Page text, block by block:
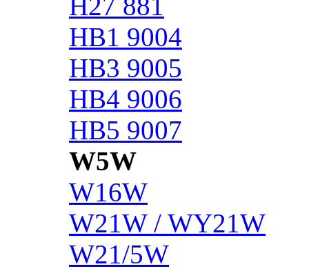
HB1 9004
HB3 9005
HB4 9006
HB5 9007
W5W
W16W
W21W / WY21W
W21/5W